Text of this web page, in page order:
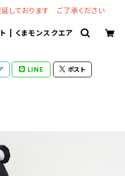
しております ご了承ください
| くまモンスクエア
LINE ポスト